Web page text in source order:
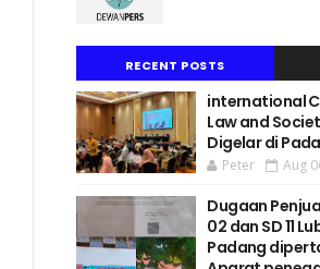
RECENT POSTS
international
Law and
Digelar di
Peter Aug
Dugaan
02 dan SD 11
Padang